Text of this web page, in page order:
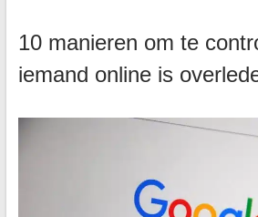
10 manieren om te
iemand online is